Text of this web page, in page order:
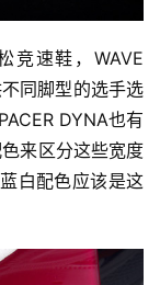
竞速鞋，WAVE
同脚型的选手选
DYNA也有
来区分这些宽度
白配色应该是这